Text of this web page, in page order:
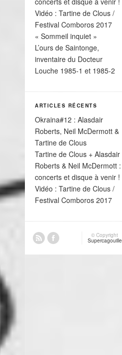
Vidéo : Tartine de Clous /
Festival Comboros 2017
« Sommeil inquiet »
L’ours de Saintonge,
inventaire du Docteur
Louche 1985-1 et 1985-2
ARTICLES RÉCENTS
Okraina#12 : Alasdair
Roberts, Neil McDermott &
Tartine de Clous
Tartine de Clous + Alasdair
Roberts & Neil McDermott :
concerts et disque à venir !
Vidéo : Tartine de Clous /
Festival Comboros 2017
© Copyright
Supercagouille